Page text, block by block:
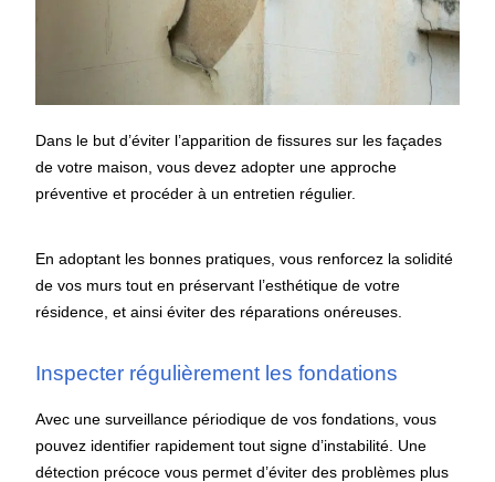
Dans le but d’éviter l’apparition de fissures sur les façades
de votre maison, vous devez adopter une approche
préventive et procéder à un entretien régulier.
En adoptant les bonnes pratiques, vous renforcez la solidité
de vos murs tout en préservant l’esthétique de votre
résidence, et ainsi éviter des réparations onéreuses.
Inspecter régulièrement les fondations
Avec une surveillance périodique de vos fondations, vous
pouvez identifier rapidement tout signe d’instabilité. Une
détection précoce vous permet d’éviter des problèmes plus